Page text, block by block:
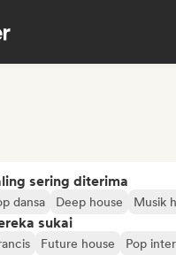
sering diterima
dansa Deep house Musik
sukai
Future house Pop